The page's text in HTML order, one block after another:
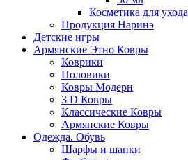
Косметика для ухода
Продукция Наринэ
Детские игры
Армянские Этно Ковры
Коврики
Половики
Ковры Модерн
3 D Ковры
Классические Ковры
Армянские Ковры
Одежда. Обувь
Шарфы и шапки